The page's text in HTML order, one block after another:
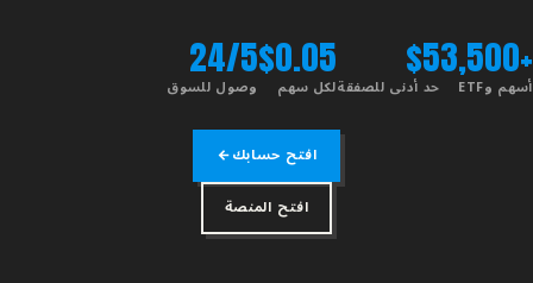
+3,500
أسهم وETF
$5
حد أدنى للصفقة
$0.05
لكل سهم
24/5
وصول للسوق
افتح حسابك
افتح المنصة